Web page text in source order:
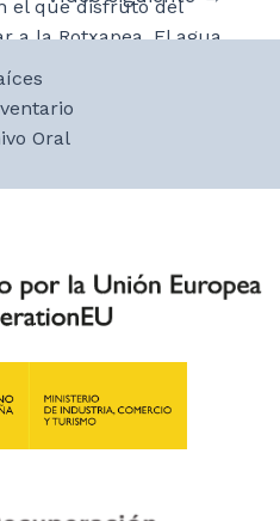
el que disfrutó del
a la Rotxapea. El agua
en Sarnago a pesar
a por ella a diario, por
especial de su
Oral